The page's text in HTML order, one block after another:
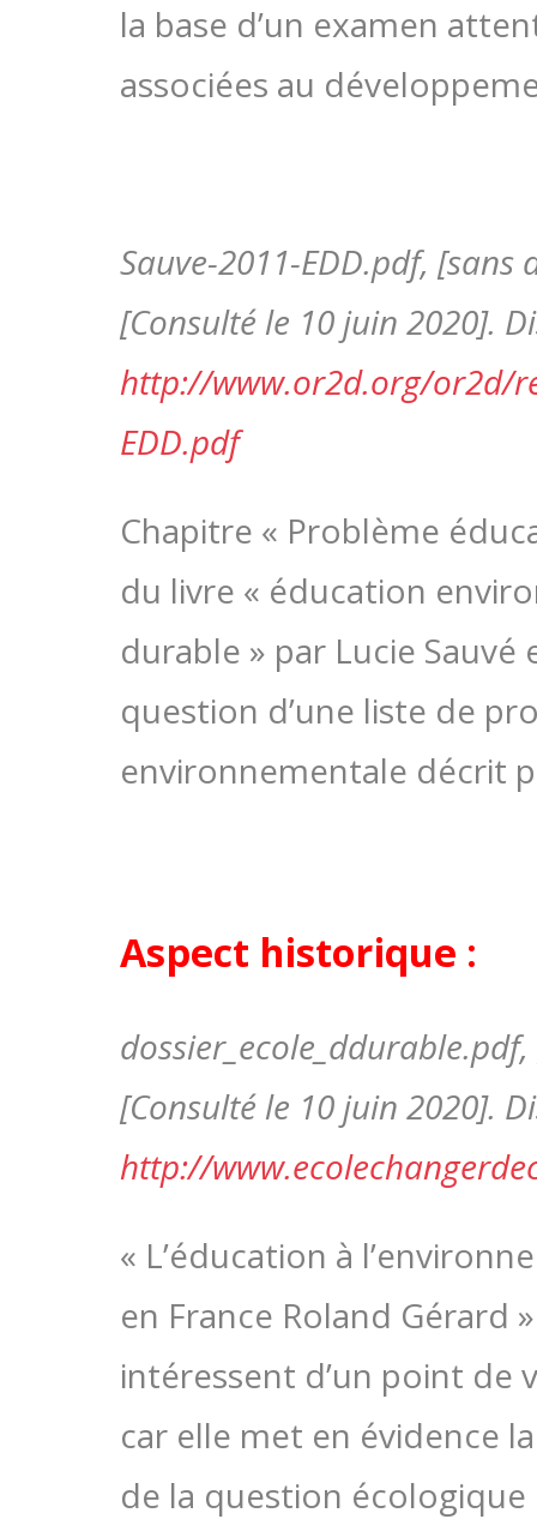
la base d’un examen
associées au
Sauve-2011-EDD.pdf, [sans
[Consulté le 10 juin 2020].
http://www.or2d.org/or2d/
EDD.pdf
Chapitre « Problème
du livre « éducation
durable » par Lucie
question d’une liste de
environnementale décrit
Aspect historique :
[Consulté le 10 juin 2020].
http://
« L’éducation à
en France Roland Gérard
intéressent d’un point de
car elle met en évidence
de la question